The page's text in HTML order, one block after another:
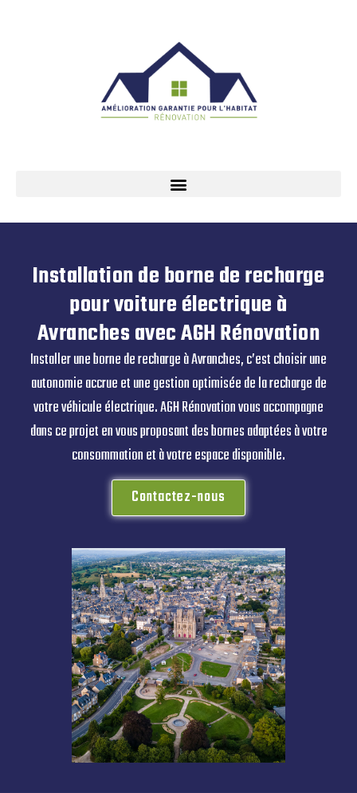
Installation de borne de recharge
pour voiture électrique à
Avranches avec AGH Rénovation
Installer une borne de recharge à Avranches, c’est choisir une
autonomie accrue et une gestion optimisée de la recharge de
votre véhicule électrique. AGH Rénovation vous accompagne
dans ce projet en vous proposant des bornes adaptées à votre
consommation et à votre espace disponible.
Contactez-nous